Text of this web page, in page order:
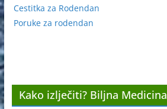
Cestitka za Rodendan
Poruke za rodendan
Kako izlječiti? Biljna Medicina